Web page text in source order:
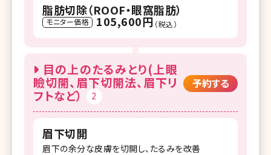
脂肪切除（ROOF・眼窩脂肪）
モニター価格 105,600円 （税込）
目の上のたるみとり(上眼
瞼切開、眉下切開法、眉下リ
フトなど）
2
予約する
眉下切開
眉下の余分な皮膚を切開し、たるみを改善